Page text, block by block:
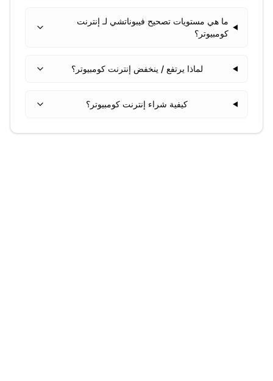
ما هي مستويات تصحيح فيبوناتشي لـ إنترنت
كومبيوتر؟
لماذا يرتفع / ينخفض إنترنت كومبيوتر؟
كيفية شراء إنترنت كومبيوتر؟